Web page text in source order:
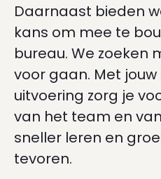
Daarnaast bieden
kans om mee te
bureau. We zoeken
voor gaan. Met
uitvoering zorg je
van het team en
sneller leren en
tevoren.